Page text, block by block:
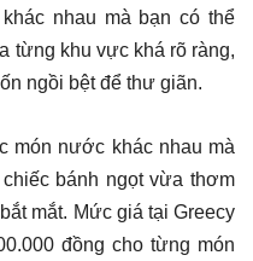
nhau mà bạn có thể
từng khu vực khá rõ ràng,
ngồi bệt để thư giãn.
món nước khác nhau mà
bánh ngọt vừa thơm
mắt. Mức giá tại Greecy
đồng cho từng món